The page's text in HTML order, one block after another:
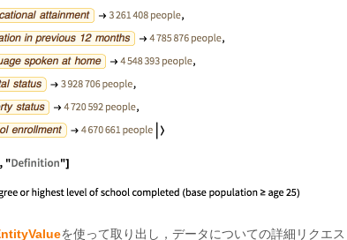
を使って取り出し，データについての詳細リクエ